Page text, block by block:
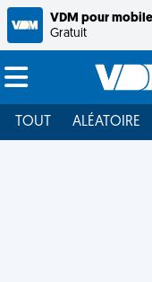
VDM pour mobile
Gratuit
TOUT ALÉATOIRE